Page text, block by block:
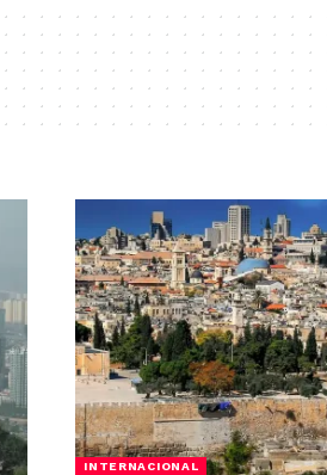
INTERNACIONAL